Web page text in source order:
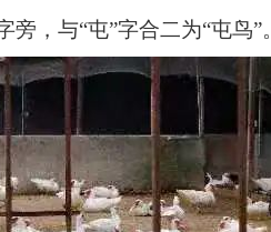
，与“屯”字合二为“屯鸟”。